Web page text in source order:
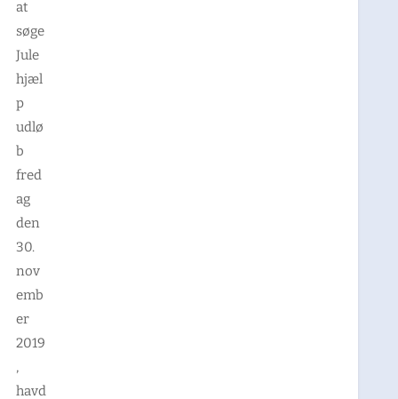
at
søge
Jule
hjæl
p
udlø
b
fred
ag
den
30.
nov
emb
er
2019
,
havd